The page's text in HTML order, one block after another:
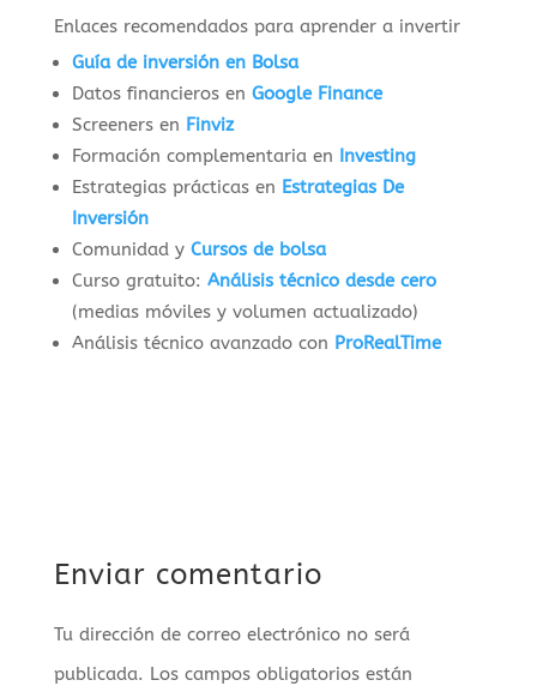
Enlaces recomendados para aprender a invertir
Guía de inversión en Bolsa
Datos financieros en Google Finance
Screeners en Finviz
Formación complementaria en Investing
Estrategias prácticas en Estrategias De
Inversión
Comunidad y Cursos de bolsa
Curso gratuito: Análisis técnico desde cero
(medias móviles y volumen actualizado)
Análisis técnico avanzado con ProRealTime
Enviar comentario
Tu dirección de correo electrónico no será
publicada. Los campos obligatorios están